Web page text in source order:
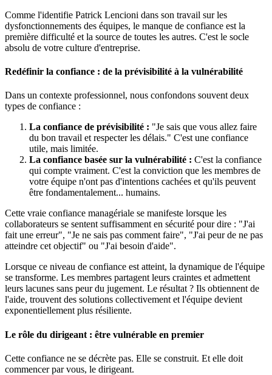
Comme l'identifie Patrick Lencioni dans son travail sur les
dysfonctionnements des équipes, le manque de confiance est la
première difficulté et la source de toutes les autres. C'est le socle
absolu de votre culture d'entreprise.
Redéfinir la confiance : de la prévisibilité à la vulnérabilité
Dans un contexte professionnel, nous confondons souvent deux
types de confiance :
La confiance de prévisibilité : "Je sais que vous allez faire
du bon travail et respecter les délais." C'est une confiance
utile, mais limitée.
La confiance basée sur la vulnérabilité : C'est la confiance
qui compte vraiment. C'est la conviction que les membres de
votre équipe n'ont pas d'intentions cachées et qu'ils peuvent
être fondamentalement... humains.
Cette vraie confiance managériale se manifeste lorsque les
collaborateurs se sentent suffisamment en sécurité pour dire : "J'ai
fait une erreur", "Je ne sais pas comment faire", "J'ai peur de ne pas
atteindre cet objectif" ou "J'ai besoin d'aide".
Lorsque ce niveau de confiance est atteint, la dynamique de l'équipe
se transforme. Les membres partagent leurs craintes et admettent
leurs lacunes sans peur du jugement. Le résultat ? Ils obtiennent de
l'aide, trouvent des solutions collectivement et l'équipe devient
exponentiellement plus résiliente.
Le rôle du dirigeant : être vulnérable en premier
Cette confiance ne se décrète pas. Elle se construit. Et elle doit
commencer par vous, le dirigeant.